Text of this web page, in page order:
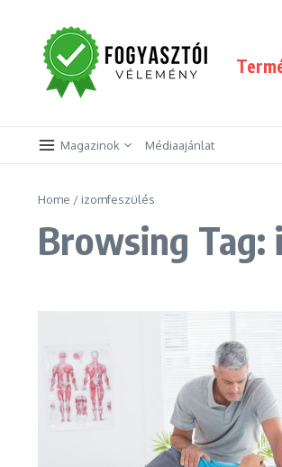
Magazinok Médiaajánlat
Home / izomfeszülés
Browsing Tag: